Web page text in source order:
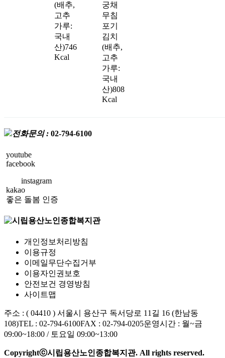
(배추,
고추
가루:
국내
산)746
Kcal
궁채
무침
포기
김치
(배추,
고추
가루:
국내
산)808
Kcal
전화문의 : 02-794-6100
youtube
facebook
instagram
kakao
좋은 돌봄 인증
개인정보처리방침
이용규정
이메일무단수집거부
이용자인권보호
안전보건 경영방침
사이트맵
주소 : ( 04410 ) 서울시 용산구 독서당로 11길 16 (한남동
108)TEL : 02-794-6100FAX : 02-794-0205운영시간 : 월~금
09:00~18:00 / 토요일 09:00~13:00
Copyrightⓒ시립용산노인종합복지관. All rights reserved.